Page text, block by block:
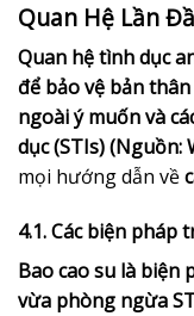
Quan Hệ Lần
Quan hệ tình dục
để bảo vệ bản
ngoài ý muốn và
dục (STIs) (Nguồn:
mọi hướng dẫn về
4.1. Các biện pháp
Bao cao su là biện
vừa phòng ngừa